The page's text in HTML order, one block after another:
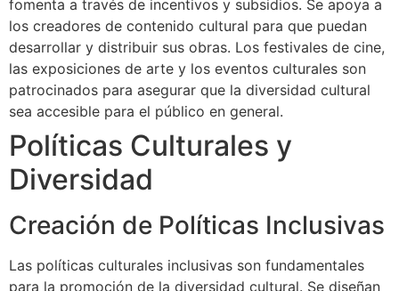
fomenta a través de incentivos y subsidios. Se apoya a
los creadores de contenido cultural para que puedan
desarrollar y distribuir sus obras. Los festivales de cine,
las exposiciones de arte y los eventos culturales son
patrocinados para asegurar que la diversidad cultural
sea accesible para el público en general.
Políticas Culturales y
Diversidad
Creación de Políticas Inclusivas
Las políticas culturales inclusivas son fundamentales
para la promoción de la diversidad cultural. Se diseñan